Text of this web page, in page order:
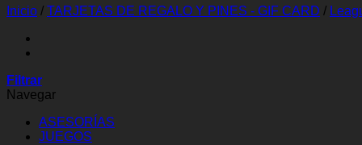
Inicio / TARJETAS DE REGALO Y PINES - GIF CARD /
Filtrar
Navegar
ASESORÍAS
JUEGOS